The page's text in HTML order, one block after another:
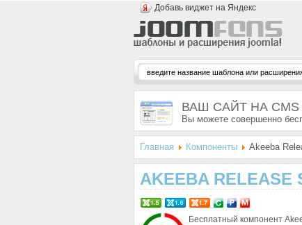
Добавь виджет на Яндекс
ВАШ САЙТ НА CMS
Вы можете совершенно
Главная Компоненты Akeeba
AKEEBA RELEASE
Бесплатный компонент